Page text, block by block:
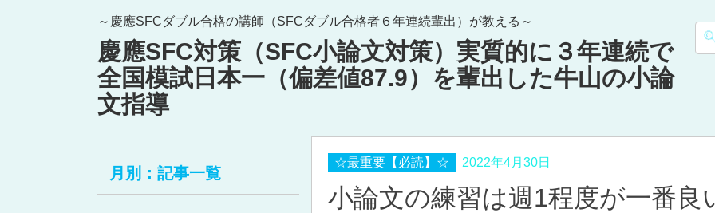
～慶應SFCダブル合格の講師（SFCダブル合格者６年連続輩出）が教える～
慶應SFC対策（SFC小論文対策）実質的に３年連続で
全国模試日本一（偏差値87.9）を輩出した牛山の小論
文指導
検
索:
☆最重要【必読】☆ 2022年4月30日
小論文の練習は週1程度が一番良
月別：記事一覧